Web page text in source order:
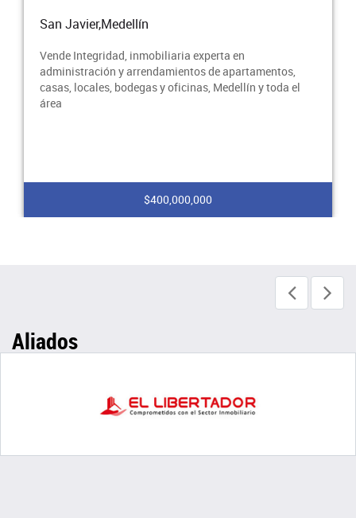
San Javier,Medellín
Vende Integridad, inmobiliaria experta en
administración y arrendamientos de apartamentos,
casas, locales, bodegas y oficinas, Medellín y toda el
área
$400,000,000
Aliados